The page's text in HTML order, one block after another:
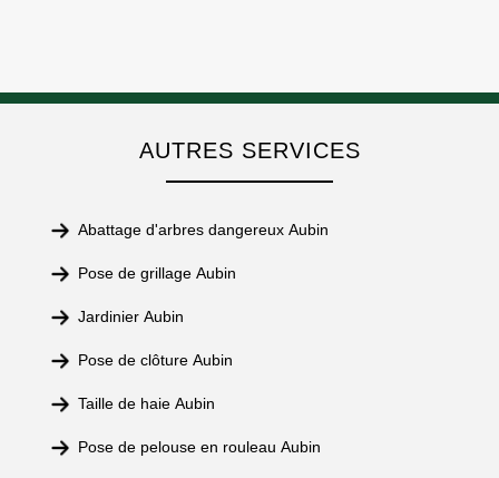
AUTRES SERVICES
Abattage d'arbres dangereux Aubin
Pose de grillage Aubin
Jardinier Aubin
Pose de clôture Aubin
Taille de haie Aubin
Pose de pelouse en rouleau Aubin